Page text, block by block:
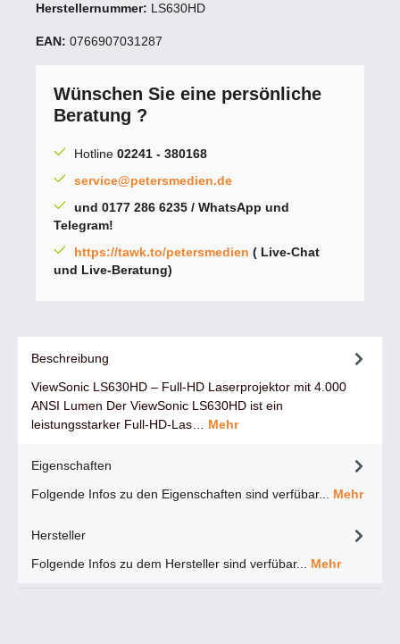
Herstellernummer: LS630HD
EAN: 0766907031287
Wünschen Sie eine persönliche
Beratung ?
Hotline 02241 - 380168
service@petersmedien.de
und 0177 286 6235 / WhatsApp und
Telegram!
https://tawk.to/petersmedien ( Live-Chat
und Live-Beratung)
Beschreibung
ViewSonic LS630HD – Full-HD Laserprojektor mit 4.000
ANSI Lumen Der ViewSonic LS630HD ist ein
leistungsstarker Full-HD-Las… Mehr
Eigenschaften
Folgende Infos zu den Eigenschaften sind verfübar... Mehr
Hersteller
Folgende Infos zu dem Hersteller sind verfübar... Mehr